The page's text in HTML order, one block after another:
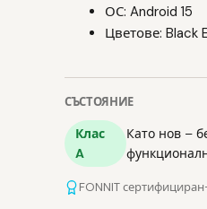
ОС: Android 15
Цветове: Black
СЪСТОЯНИЕ
Клас
A
Като нов –
FONNIT сертифициран